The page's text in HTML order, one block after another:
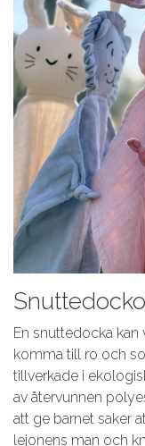
En snuttedocka kan
komma till ro och
tillverkade i
av återvunnen
att ge barnet saker
lejonens man och